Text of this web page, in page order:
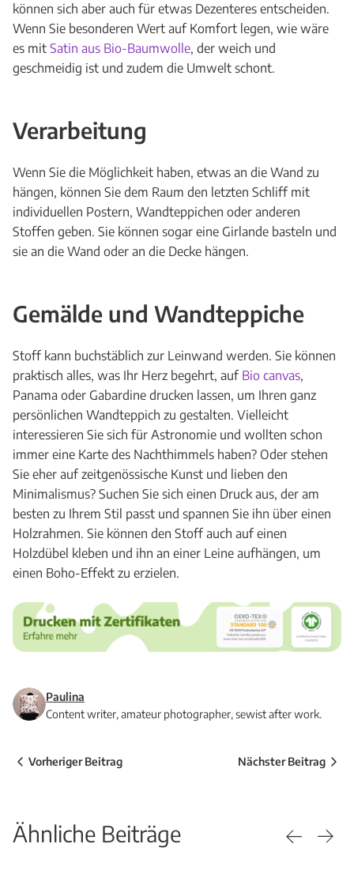
können sich aber auch für etwas Dezenteres entscheiden.
Wenn Sie besonderen Wert auf Komfort legen, wie wäre
es mit Satin aus Bio-Baumwolle, der weich und
geschmeidig ist und zudem die Umwelt schont.
Verarbeitung
Wenn Sie die Möglichkeit haben, etwas an die Wand zu
hängen, können Sie dem Raum den letzten Schliff mit
individuellen Postern, Wandteppichen oder anderen
Stoffen geben. Sie können sogar eine Girlande basteln und
sie an die Wand oder an die Decke hängen.
Gemälde und Wandteppiche
Stoff kann buchstäblich zur Leinwand werden. Sie können
praktisch alles, was Ihr Herz begehrt, auf Bio canvas,
Panama oder Gabardine drucken lassen, um Ihren ganz
persönlichen Wandteppich zu gestalten. Vielleicht
interessieren Sie sich für Astronomie und wollten schon
immer eine Karte des Nachthimmels haben? Oder stehen
Sie eher auf zeitgenössische Kunst und lieben den
Minimalismus? Suchen Sie sich einen Druck aus, der am
besten zu Ihrem Stil passt und spannen Sie ihn über einen
Holzrahmen. Sie können den Stoff auch auf einen
Holzdübel kleben und ihn an einer Leine aufhängen, um
einen Boho-Effekt zu erzielen.
Paulina
Content writer, amateur photographer, sewist after work.
Vorheriger Beitrag Nächster Beitrag
Ähnliche Beiträge